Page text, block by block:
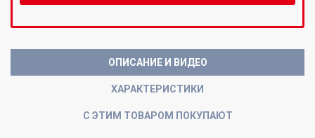
ОПИСАНИЕ И ВИДЕО
ХАРАКТЕРИСТИКИ
С ЭТИМ ТОВАРОМ ПОКУПАЮТ